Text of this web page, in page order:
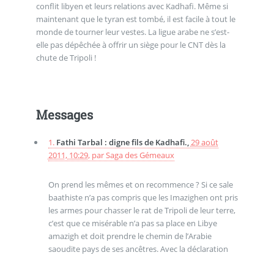
conflit libyen et leurs relations avec Kadhafi. Même si
maintenant que le tyran est tombé, il est facile à tout le
monde de tourner leur vestes. La ligue arabe ne s’est-
elle pas dépêchée à offrir un siège pour le CNT dès la
chute de Tripoli !
Messages
1. Fathi Tarbal : digne fils de Kadhafi.,29 août
2011, 10:29, parSaga des Gémeaux
On prend les mêmes et on recommence ? Si ce sale
baathiste n’a pas compris que les Imazighen ont pris
les armes pour chasser le rat de Tripoli de leur terre,
c’est que ce misérable n’a pas sa place en Libye
amazigh et doit prendre le chemin de l’Arabie
saoudite pays de ses ancêtres. Avec la déclaration